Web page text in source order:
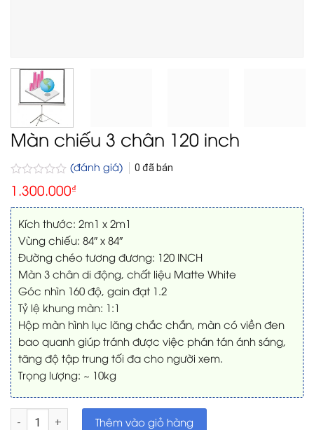
Màn chiếu 3 chân 120 inch
Được
xếp
hạng
0
5
sao
(đánh giá) 0 đã bán
1.300.000₫
Kích thước: 2m1 x 2m1
Vùng chiếu: 84″ x 84″
Đường chéo tương đương: 120 INCH
Màn 3 chân di động, chất liệu Matte White
Góc nhìn 160 độ, gain đạt 1.2
Tỷ lệ khung màn: 1:1
Hộp màn hình lục lăng chắc chắn, màn có viền đen
bao quanh giúp tránh được việc phán tán ánh sáng,
tăng độ tập trung tối đa cho người xem.
Trọng lượng: ~ 10kg
Màn chiếu 3 chân 120 inch số lượng
Thêm vào giỏ hàng